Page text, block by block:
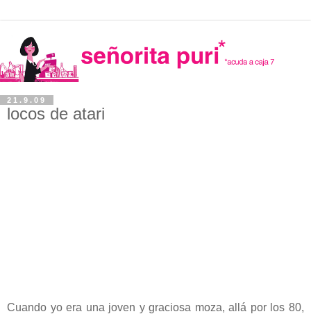
21.9.09
locos de atari
Cuando yo era una joven y graciosa moza, allá por los 80,